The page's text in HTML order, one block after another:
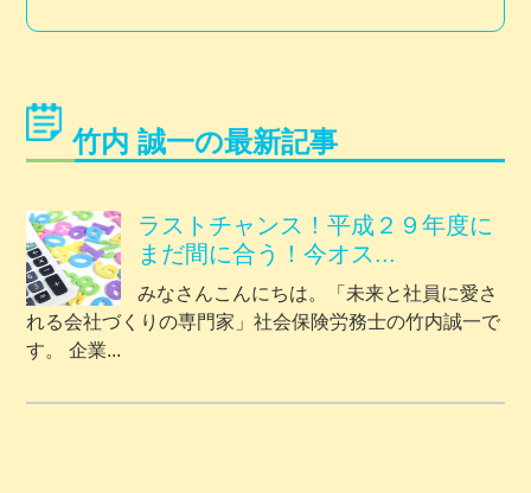
竹内 誠一の最新記事
ラストチャンス！平成２９年度に
まだ間に合う！今オス...
みなさんこんにちは。「未来と社員に愛さ
れる会社づくりの専門家」社会保険労務士の竹内誠一で
す。 企業...